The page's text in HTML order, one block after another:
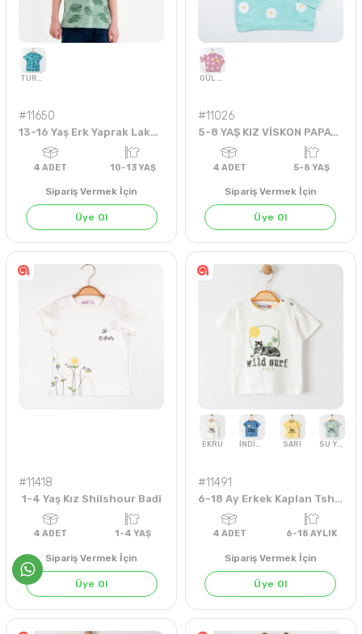
HARDAL
5-8 YAŞ ADET 1-4
#11650
13-16 Yaş Erk Yaprak Lakost Tshirt
Sipariş Vermek İçin
Üye Ol
#11026
5-8 YAŞ KIZ VİSKON PAPATYALI P ALWAYS SWEAT
Sipariş Vermek İçin
Üye Ol
#11418
1-4 Yaş Kız Shilshour Badi
Sipariş Vermek İçin
Üye Ol
#11491
6-18 Ay Erkek Kaplan Tshirt
Sipariş Vermek İçin
Üye Ol